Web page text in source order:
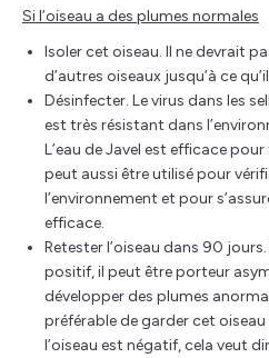
Si l’oiseau a des plumes normales
Isoler cet oiseau. Il ne devrait
d’autres oiseaux jusqu’à ce
Désinfecter. Le virus dans les
est très résistant dans
L’eau de Javel est efficace pour
peut aussi être utilisé pour
l’environnement et pour
efficace.
Retester l’oiseau dans 90
positif, il peut être porteur
développer des plumes
préférable de garder cet oiseau
l’oiseau est négatif, cela veut